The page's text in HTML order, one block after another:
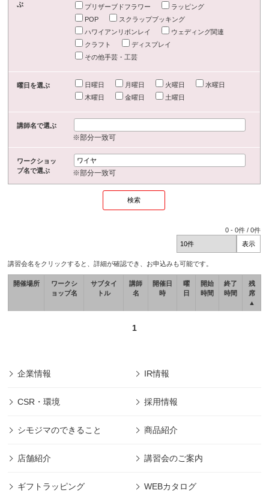
ぶ
プリザーブドフラワー
ラッピング
POP
スクラップブッキング
ハワイアンリボンレイ
ウェディング関連
クラフト
ディスプレイ
その他手芸・工芸
曜日を選ぶ 日曜日 月曜日 火曜日
水曜日
木曜日
金曜日 土曜日
講師名で選ぶ
※部分一致可
ワークショッ
プ名で選ぶ
※部分一致可
0 -0件 /0件
講習会名をクリックすると、詳細が確認でき、お申込みも可能です。
開催場所
ワークシ
ョップ名
サブタイ
トル
講師
名
開催日
時
曜
日
開始
時間
終了
時間
残
席
▲
1
企業情報 IR情報
CSR・環境 採用情報
シモジマのできること 商品紹介
店舗紹介 講習会のご案内
ギフトラッピング WEBカタログ